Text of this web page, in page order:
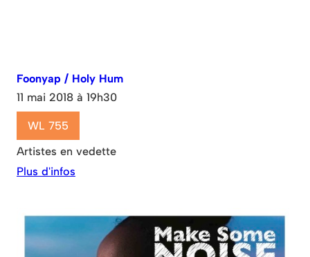
Foonyap / Holy Hum
11 mai 2018 à 19h30
WL 755
Artistes en vedette
Plus d'infos